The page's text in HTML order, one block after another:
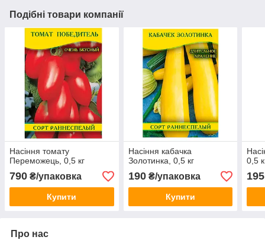
Подібні товари компанії
Насіння томату
Переможець, 0,5 кг
790 ₴/упаковка
Купити
Насіння кабачка
Золотинка, 0,5 кг
190₴/упаковка
Купити
0,5
195
Про нас